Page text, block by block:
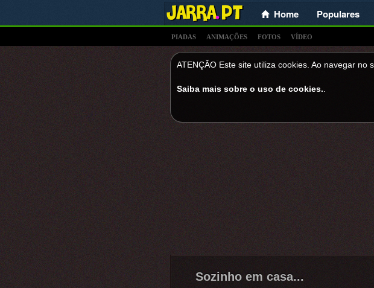
Home Populares
PIADAS ANIMAÇÕES FOTOS VÍDEO
ATENÇĂO Este site utiliza cookies. Ao navegar no
Saiba mais sobre o uso de cookies.
Sozinho em casa...